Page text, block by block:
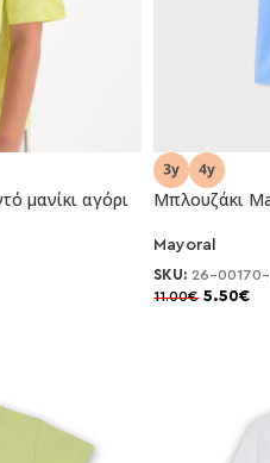
μανίκι αγόρι
-50%
Μπλουζάκι
Mayoral
SKU:26-00170-
11.00€ 5.50€